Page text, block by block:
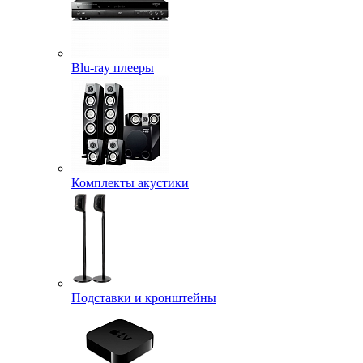
Blu-ray плееры
Комплекты акустики
Подставки и кронштейны